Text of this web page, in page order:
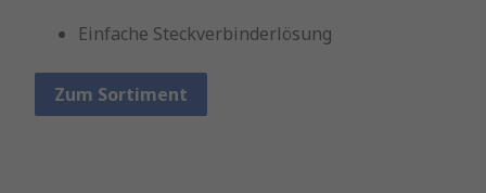
Einfache Steckverbinderlösung
Zum Sortiment